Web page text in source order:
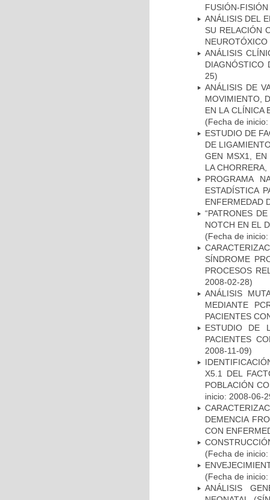
FUSIÓN-
ANÁLISIS DEL
SU RELACIÓN
NEUROTÓXICO
ANÁLISIS
DIAGNÓSTICO
25)
ANÁLISIS DE
MOVIMIENTO,
EN LA CLÍNICA
(Fecha de
ESTUDIO DE
DE
GEN MSX1, EN
LA
PROGRAMA
ESTADÍSTICA
ENFERMEDAD
“PATRONES
NOTCH EN EL
(Fecha de
SÍNDROME
PROCESOS
2008-02-28)
ANÁLISIS
MEDIANTE
PACIENTES
ESTUDIO DE
PACIENTES
2008-11-09)
X5.1 DEL
POBLACIÓN
inicio: 2008-06-
DEMENCIA
CON
(Fecha de
(Fecha de
ANÁLISIS